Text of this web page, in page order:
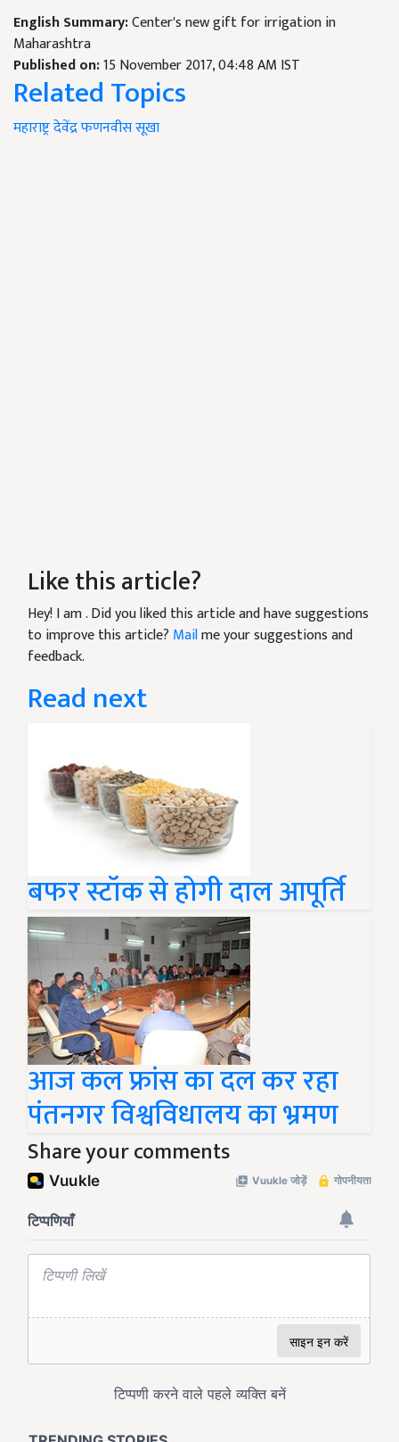
English Summary:Center's new gift for irrigation in
Maharashtra
Published on:15 November 2017, 04:48 AM IST
Related Topics
महाराष्ट्रदेवेंद्र फणनवीससूखा
Like this article?
Hey! I am. Did you liked this article and have suggestions
to improve this article? Mailme your suggestions and
feedback.
Read next
बफर स्टॉक से होगी दाल आपूर्ति
आज कल फ्रांस का दल कर रहा
पंतनगर विश्वविधालय का भ्रमण
Share your comments